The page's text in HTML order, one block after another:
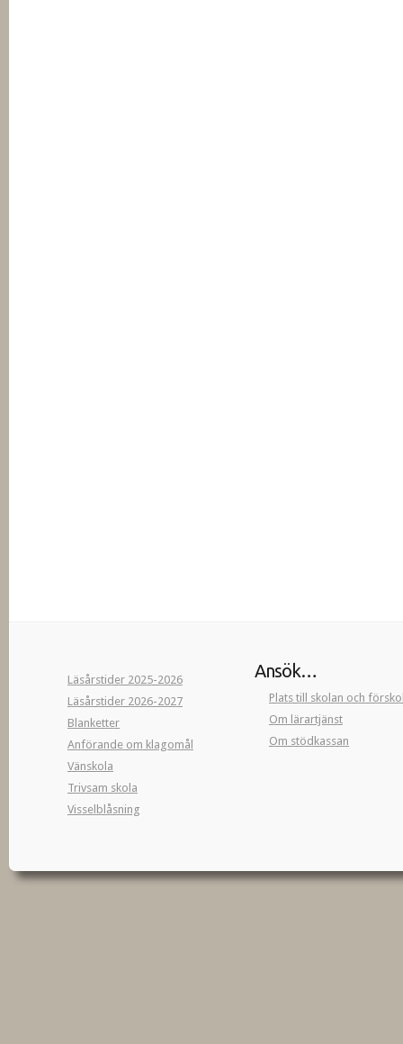
Läsårstider 2025-2026
Läsårstider 2026-2027
Blanketter
Anförande om klagomål
Vänskola
Trivsam skola
Visselblåsning
Ansök…
Plats till skolan och
Om lärartjänst
Om stödkassan